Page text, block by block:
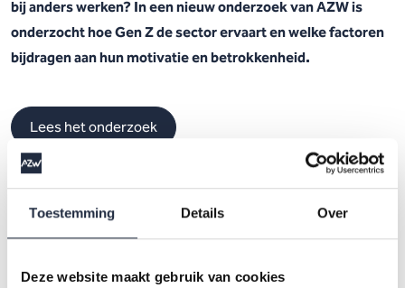
Toestemming Details Over
Deze website maakt gebruik van cookies
bij anders werken? In een nieuw onderzoek van AZW is
onderzocht hoe Gen Z de sector ervaart en welke factoren
bijdragen aan hun motivatie en betrokkenheid.
Lees het onderzoek
uitgevoerd door YoungWorks. De uitkomsten zijn gebaseerd
data uit de praktijk. Nog verder verdiepen? Bekijk de